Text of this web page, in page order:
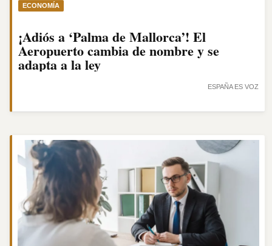
ECONOMÍA
ESPAÑA ES VOZ
¡Adiós a ‘Palma de Mallorca’! El
Aeropuerto cambia de nombre y se
adapta a la ley